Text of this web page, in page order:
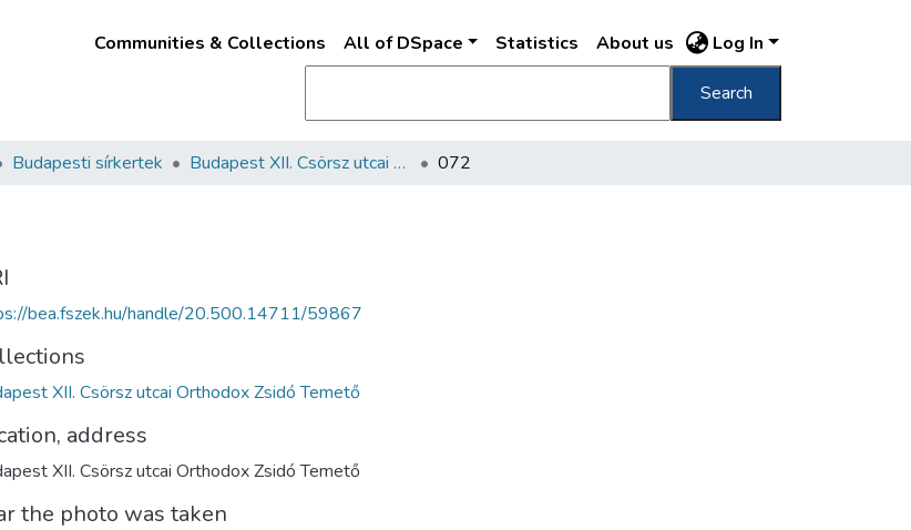
Communities & Collections All of DSpace Statistics About us Log In
Search
Budapesti sírkertek Budapest XII. Csörsz utcai Orthodox Zsidó Temető 072
bea.fszek.hu/handle/20.500.14711/59867
XII. Csörsz utcai Orthodox Zsidó Temető
address
XII. Csörsz utcai Orthodox Zsidó Temető
the photo was taken